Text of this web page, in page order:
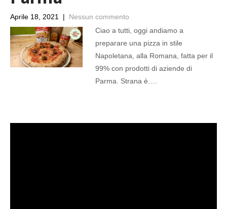
Aprile 18, 2021 | Nessun commento
Ciao a tutti, oggi andiamo a
preparare una pizza in stile
Napoletana, alla Romana, fatta per il
99% con prodotti di aziende di
Parma. Strana è….